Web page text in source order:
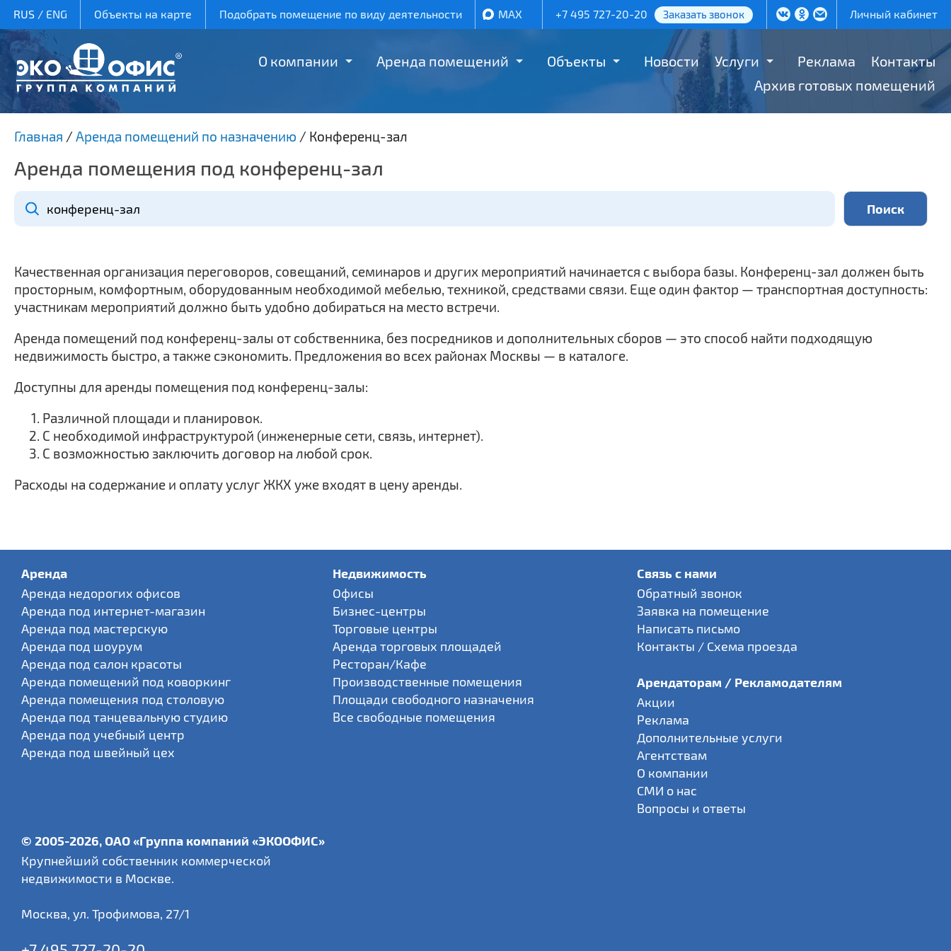
RUS/ ENG Объекты на карте Подобрать помещение по виду деятельности MAX +7 495 727-20-20 Заказать звонок Личный кабинет
О компании Аренда помещений Объекты Новости Услуги Реклама
Контакты
Архив готовых помещений
Главная / Аренда помещений по назначению / Конференц-зал
Аренда помещения под конференц-зал
Качественная организация переговоров, совещаний, семинаров и других мероприятий начинается с выбора базы. Конференц-зал должен быть
просторным, комфортным, оборудованным необходимой мебелью, техникой, средствами связи. Еще один фактор — транспортная доступность:
участникам мероприятий должно быть удобно добираться на место встречи.
Аренда помещений под конференц-залы от собственника, без посредников и дополнительных сборов — это способ найти подходящую
недвижимость быстро, а также сэкономить. Предложения во всех районах Москвы — в каталоге.
Доступны для аренды помещения под конференц-залы:
Различной площади и планировок.
С необходимой инфраструктурой (инженерные сети, связь, интернет).
С возможностью заключить договор на любой срок.
Расходы на содержание и оплату услуг ЖКХ уже входят в цену аренды.
Аренда
Аренда недорогих офисов
Аренда под интернет-магазин
Аренда под мастерскую
Аренда под шоурум
Аренда под салон красоты
Аренда помещений под коворкинг
Аренда помещения под столовую
Аренда под танцевальную студию
Аренда под учебный центр
Аренда под швейный цех
Недвижимость
Офисы
Бизнес-центры
Торговые центры
Аренда торговых площадей
Ресторан/Кафе
Производственные помещения
Площади свободного назначения
Все свободные помещения
Связь с нами
Обратный звонок
Заявка на помещение
Написать письмо
Контакты / Схема проезда
Арендаторам / Рекламодателям
Акции
Реклама
Дополнительные услуги
Агентствам
О компании
СМИ о нас
Вопросы и ответы
© 2005-2026, ОАО «Группа компаний «ЭКООФИС»
Крупнейший собственник коммерческой
недвижимости в Москве.
Москва, ул. Трофимова, 27/1